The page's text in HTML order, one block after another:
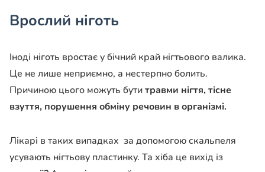
Врослий ніготь
Іноді ніготь вростає у бічний край нігтьового валика.
Це не лише неприємно, а нестерпно болить.
Причиною цього можуть бутитравми нігтя, тісне
взуття, порушення обміну речовин в організмі.
Лікарі в таких випадках за допомогою скальпеля
усувають нігтьову пластинку. Та хіба це вихід із